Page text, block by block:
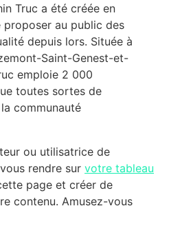
Truc a été créée en
proposer au public des
depuis lors. Située à
Saint-Genest-et-
emploie 2 000
toutes sortes de
communauté
ou utilisatrice de
rendre sur votre tableau
page et créer de
contenu. Amusez-vous